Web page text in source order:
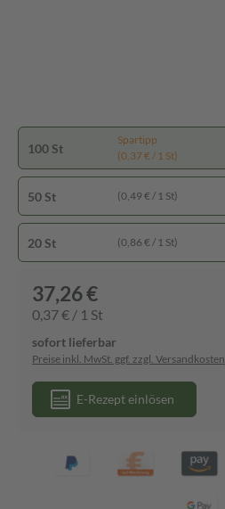
100 St
Spartipp
(0,37 € / 1 St)
50 St (0,49 € / 1 St)
20 St (0,86 € / 1 St)
37,26 €
0,37 € / 1 St
sofort lieferbar
Preise inkl. MwSt. ggf. zzgl. Versandkosten
E-Rezept einlösen